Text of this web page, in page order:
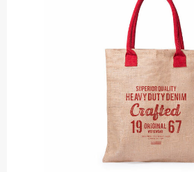
Bedrade hoofdtelefoons bedrukken
Bluetooth speakers bedrukken
Waterbestendige speakers bedrukken
Multifunctionele speakers bedrukken
Oplaadkabels & Accessoires